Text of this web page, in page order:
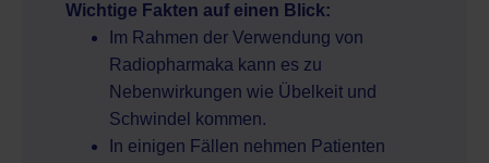
Wichtige Fakten auf einen Blick:
Im Rahmen der Verwendung von
Radiopharmaka kann es zu
Nebenwirkungen wie Übelkeit und
Schwindel kommen.
In einigen Fällen nehmen Patienten